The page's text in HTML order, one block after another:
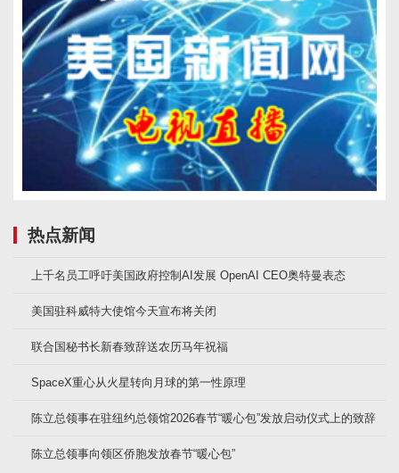
热点新闻
上千名员工呼吁美国政府控制AI发展 OpenAI CEO奥特曼表态
美国驻科威特大使馆今天宣布将关闭
联合国秘书长新春致辞送农历马年祝福
SpaceX重心从火星转向月球的第一性原理
陈立总领事在驻纽约总领馆2026春节“暖心包”发放启动仪式上的致辞
陈立总领事向领区侨胞发放春节“暖心包”